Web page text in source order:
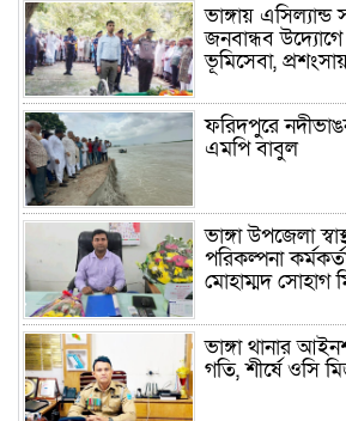
ভাঙ্গায়
জনবান্ধব
ভূমিসেবা,
ফরিদপুরে
এমপি বাবুল
ভাঙ্গা উপজেলা
পরিকল্পনা
মোহাম্মদ সোহাগ
ভাঙ্গা থানার
গতি, শীর্ষে ওসি